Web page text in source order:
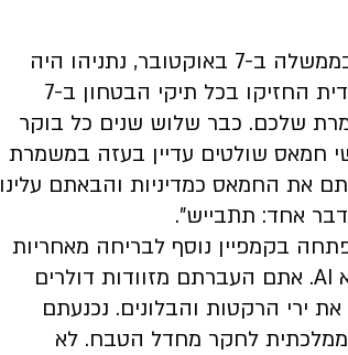
ראש האופוזיציה יאיר לפיד הגיב לשר זוהר: "מיקי, היית שר בממשלה ב-7 באוקטובר, נתניהו היה
ראש הממשלה ב-7 באוקטובר, הליכוד, סמוטריץ' ועוצמה יהודית החזיקו בכל תיקי הבטחון ב-7
במשמרת שלכם. כבר שלוש שנים כל בוקר
לפרסום" במשמרת שלכם. 30 אלף חמושי חמאס שולטים עדיין בעזה במשמרת
את החמאס כמדיניות והבאתם עלינו
אחד: תתבייש".
בקמפיין נוסף לבריחה מאחריות
על דם הנרצחים ב-7.10. זה לא יעזור. זה שלך, נתניהו. וזה לא AI. אתם העברתם מזוודות דולרים
ירי הרקטות והבלונים. נכנעתם
לחקר מחדל הטבח. לא